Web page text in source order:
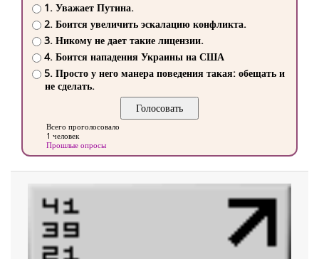
1. Уважает Путина.
2. Боится увеличить эскалацию конфликта.
3. Никому не дает такие лицензии.
4. Боится нападения Украины на США
5. Просто у него манера поведения такая: обещать и
не сделать.
Всего проголосовало
1 человек
Прошлые опросы